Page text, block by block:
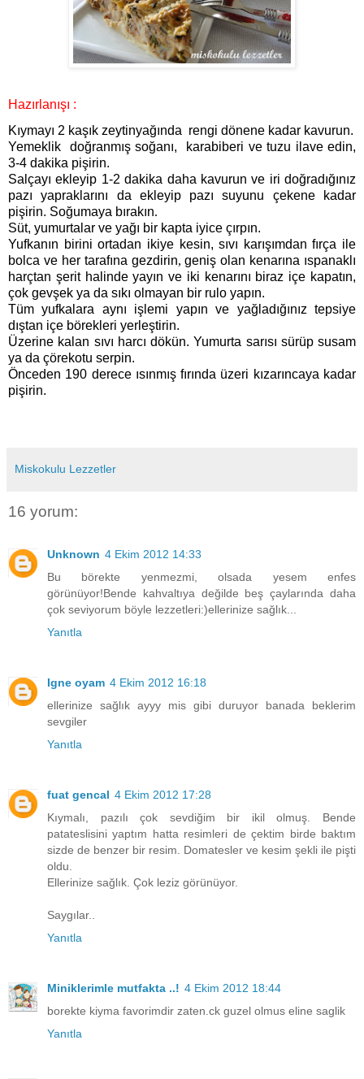
Hazırlanışı :
Kıymayı 2 kaşık zeytinyağında rengi dönene kadar kavurun.
Yemeklik
doğranmış soğanı,
karabiberi ve tuzu ilave edin,
3-4 dakika pişirin.
Salçayı ekleyip 1-2 dakika daha kavurun ve iri doğradığınız
pazı yapraklarını da ekleyip pazı suyunu
çekene kadar
pişirin. Soğumaya bırakın.
Süt, yumurtalar ve yağı bir kapta iyice çırpın.
Yufkanın birini ortadan ikiye kesin, sıvı karışımdan fırça ile
bolca ve her tarafına gezdirin, geniş olan kenarına ıspanaklı
harçtan şerit halinde yayın ve iki kenarını biraz içe kapatın,
çok gevşek ya da sıkı olmayan bir rulo yapın.
Tüm yufkalara aynı işlemi yapın ve yağladığınız tepsiye
dıştan içe börekleri yerleştirin.
Üzerine kalan sıvı harcı dökün. Yumurta sarısı sürüp susam
ya da çörekotu serpin.
Önceden 190 derece ısınmış fırında üzeri kızarıncaya kadar
pişirin.
Miskokulu Lezzetler
16 yorum:
Unknown 4 Ekim 2012 14:33
Bu börekte yenmezmi, olsada yesem enfes
görünüyor!Bende kahvaltıya değilde beş çaylarında daha
çok seviyorum böyle lezzetleri:)ellerinize sağlık...
Yanıtla
Igne oyam 4 Ekim 2012 16:18
ellerinize sağlık ayyy mis gibi duruyor banada beklerim
sevgiler
Yanıtla
fuat gencal 4 Ekim 2012 17:28
Kıymalı, pazılı çok sevdiğim bir ikil olmuş. Bende
patateslisini yaptım hatta resimleri de çektim birde baktım
sizde de benzer bir resim. Domatesler ve kesim şekli ile pişti
oldu.
Ellerinize sağlık. Çok leziz görünüyor.
Saygılar..
Yanıtla
Miniklerimle mutfakta ..! 4 Ekim 2012 18:44
borekte kiyma favorimdir zaten.ck guzel olmus eline saglik
Yanıtla